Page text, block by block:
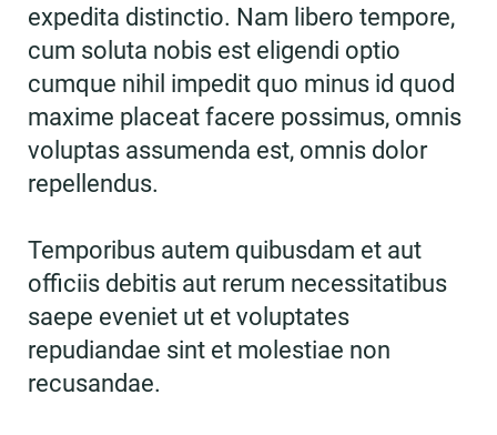
expedita distinctio. Nam libero tempore,
cum soluta nobis est eligendi optio
cumque nihil impedit quo minus id quod
maxime placeat facere possimus, omnis
voluptas assumenda est, omnis dolor
repellendus.
Temporibus autem quibusdam et aut
officiis debitis aut rerum necessitatibus
saepe eveniet ut et voluptates
repudiandae sint et molestiae non
recusandae.